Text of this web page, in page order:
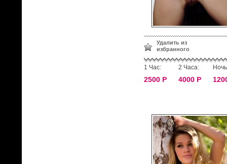
Удалить из
избранного
1 Час:
2500 Р
2 Часа:
4000 Р